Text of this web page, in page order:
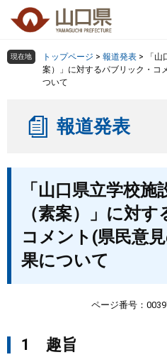
の
ー
組織で探す
くらし・環境
健康・福祉
教育・文化・スポーツ
しごと・産業・観光
まちづくり
検索の仕方 組織で探す
現在地 トップページ > 報道発表 >
「
案）」に対するパブリック・コ
ついて
報道発表
「山口県立学校
（素案）」に対
コメント(県民意
果について
ページ番号：
1 趣旨